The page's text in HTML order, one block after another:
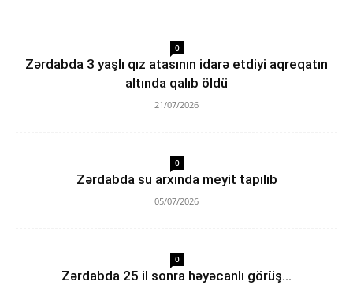
0
Zərdabda 3 yaşlı qız atasının idarə etdiyi aqreqatın
altında qalıb öldü
21/07/2026
0
Zərdabda su arxında meyit tapılıb
05/07/2026
0
Zərdabda 25 il sonra həyəcanlı görüş…